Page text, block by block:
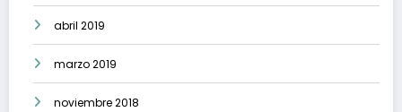
abril 2019
marzo 2019
noviembre 2018